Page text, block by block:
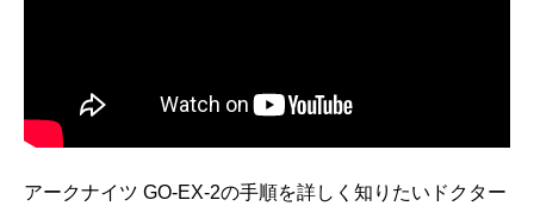
アークナイツ GO-EX-2の手順を詳しく知りたいドクター